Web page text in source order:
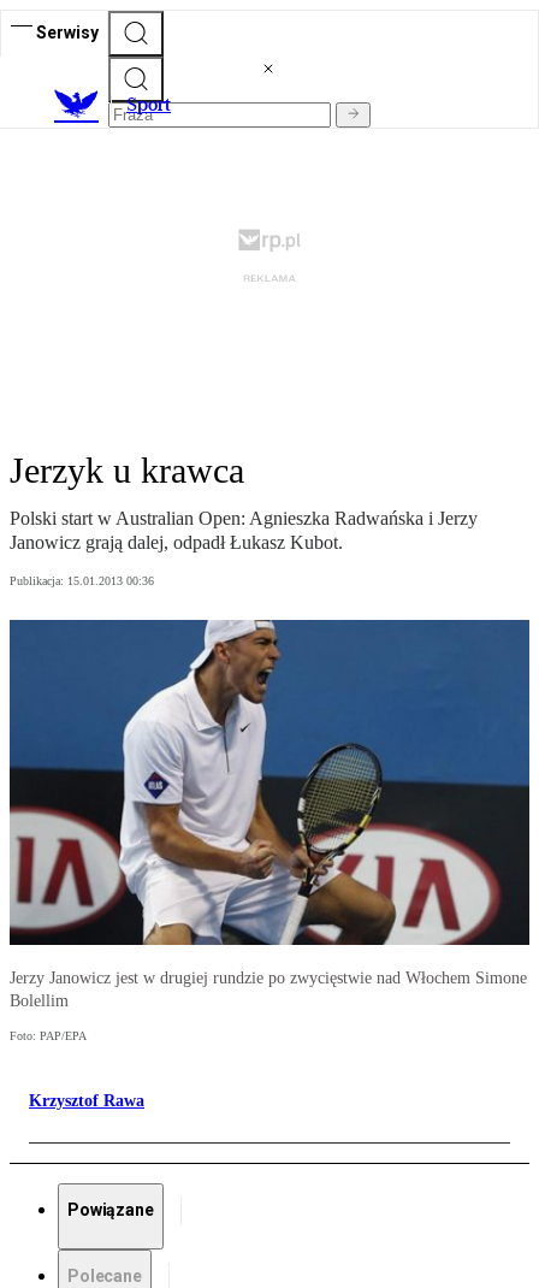
Serwisy
Sport
Jerzyk u krawca
Polski start w Australian Open: Agnieszka Radwańska i Jerzy
Janowicz grają dalej, odpadł Łukasz Kubot.
Publikacja: 15.01.2013 00:36
Jerzy Janowicz jest w drugiej rundzie po zwycięstwie nad Włochem Simone
Bolellim
Foto: PAP/EPA
Krzysztof Rawa
Powiązane
Polecane